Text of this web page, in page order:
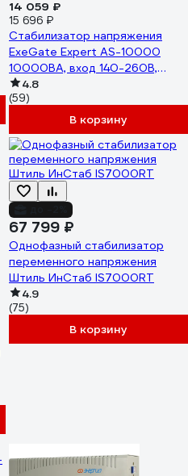
14 059 ₽
15 696 ₽
Стабилизатор напряжения
ExeGate Expert AS-10000
10000ВА, вход 140-260В,
цветной дисплей, выход
220В-8%, КПД 98%, 5 уровней
защиты, задержка, усиленный
метал. ко 291727
4.8
(59)
В корзину
67 799 ₽
Однофазный стабилизатор
переменного напряжения
Штиль ИнСтаб IS7000RT
4.9
(75)
В корзину